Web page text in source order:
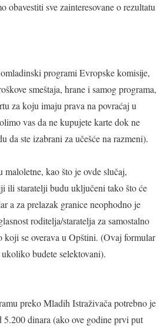
obavestiti sve zainteresovane o rezultatu
programi Evropske komisije,
smeštaja, hrane i samog programa,
za koju imaju prava na povraćaj u
vas da ne kupujete karte dok ne
da ste izabrani za učešće na razmeni).
maloletne, kao što je ovde slučaj,
ili staratelji budu uključeni tako što će
a za prelazak granice neophodno je
roditelja/staratelja za samostalno
koji se overava u Opštini. (Ovaj formular
budete selektovani).
preko Mladih Istraživača potrebno je
dinara (ako ove godine prvi put